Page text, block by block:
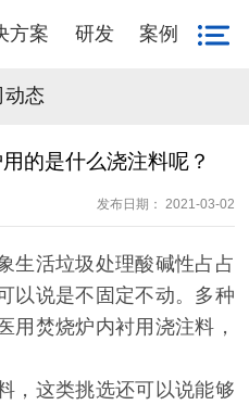
方案 研发 案例
动态
的是什么浇注料呢？
发布日期： 2021-03-02
生活垃圾处理酸碱性占占
以说是不固定不动。多种
用焚烧炉内衬用浇注料，
，这类挑选还可以说能够